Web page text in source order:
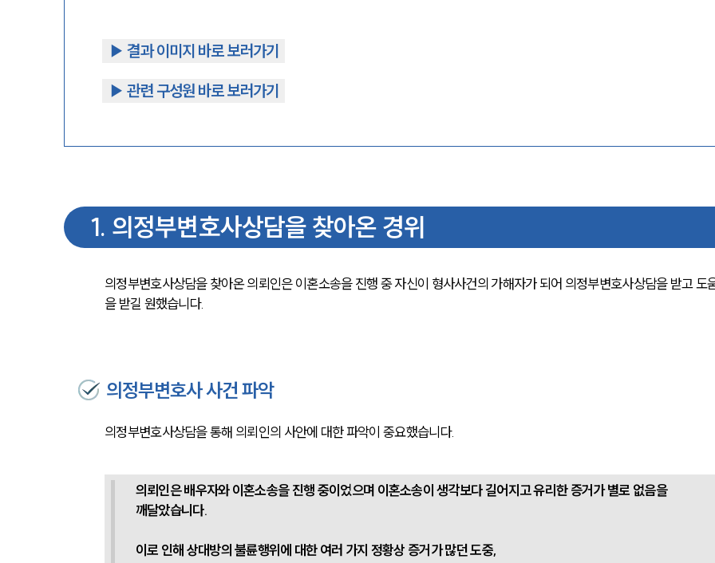
▶︎ 결과 이미지 바로 보러가기
▶︎ 관련 구성원 바로 보러가기
1. 의정부변호사상담을 찾아온 경위
의정부변호사상담을 찾아온 의뢰인은 이혼소송을 진행 중 자신이 형사사건의 가해자가 되어 의정부변호사상담을 받고 도
을 받길 원했습니다.
의정부변호사 사건 파악
의정부변호사상담을 통해 의뢰인의 사안에 대한 파악이 중요했습니다.
의뢰인은 배우자와 이혼소송을 진행 중이었으며 이혼소송이 생각보다 길어지고 유리한 증거가 별로 없음을
깨달았습니다.
이로 인해 상대방의 불륜행위에 대한 여러 가지 정황상 증거가 많던 도중,